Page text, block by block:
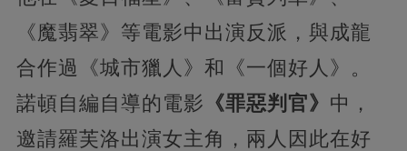
《魔翡翠》等電影中出演反派，與成龍
合作過《城市獵人》和《一個好人》。
諾頓自編自導的電影 《罪惡判官》 中，
邀請羅芙洛出演女主角，兩人因此在好